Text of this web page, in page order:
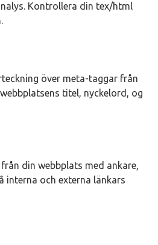
Kontrollera din tex/html
över meta-taggar från
titel, nyckelord, og
din webbplats med ankare,
interna och externa länkars